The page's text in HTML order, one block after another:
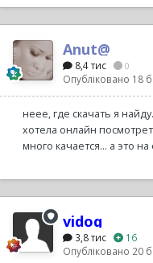
Anut@
8,4 тис 0
Опубліковано 18
неее, где скачать я
хотела онлайн
много качается... а это
vidoq
3,8 тис
16
Опубліковано 20